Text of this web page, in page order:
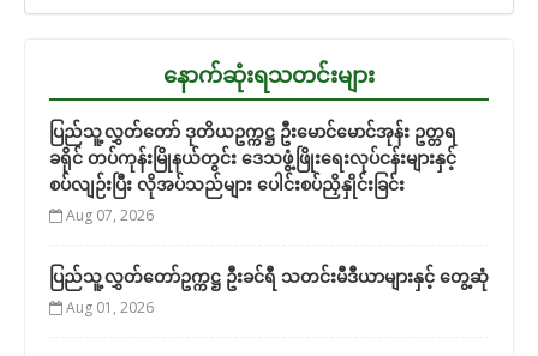
နောက်ဆုံးရသတင်းများ
ပြည်သူ့လွှတ်တော် ဒုတိယဥက္ကဋ္ဌ ဦးမောင်မောင်အုန်း ဥတ္တရ
ခရိုင် တပ်ကုန်းမြိုနယ်တွင်း ဒေသဖွံ့ဖြိုးရေးလုပ်ငန်းများနှင့်
စပ်လျဉ်းပြီး လိုအပ်သည်များ ပေါင်းစပ်ညှိနှိုင်းခြင်း
Aug 07, 2026
ပြည်သူ့လွှတ်တော်ဥက္ကဋ္ဌ ဦးခင်ရီ သတင်းမီဒီယာများနှင့် တွေ့ဆုံ
Aug 01, 2026